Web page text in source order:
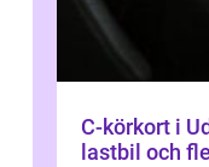
C-körkort i
lastbil och